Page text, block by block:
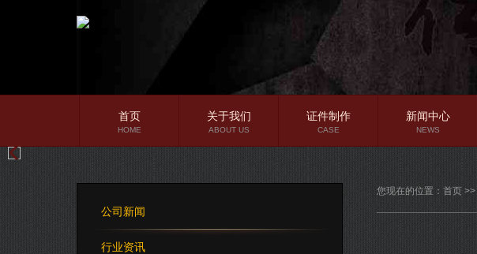
行业资讯
常见问题
首页
HOME
关于我们
ABOUT US
证件制作
CASE
新闻中心
NEWS
公司新闻
行业资讯
您现在的位置： 首页 >>